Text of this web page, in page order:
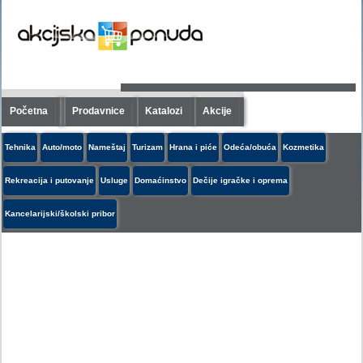
Početna Prodavnice Katalozi Akcije
Tehnika Auto/moto Nameštaj Turizam Hrana i piće Odeća/obuća Kozmetika
Rekreacija i putovanje Usluge Domaćinstvo Dečije igračke i oprema
Kancelarijski/školski pribor